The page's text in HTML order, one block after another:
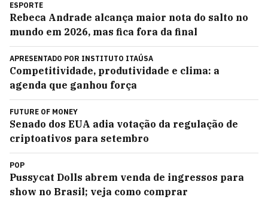
ESPORTE
Rebeca Andrade alcança maior nota do salto no
mundo em 2026, mas fica fora da final
APRESENTADO POR INSTITUTO ITAÚSA
Competitividade, produtividade e clima: a
agenda que ganhou força
FUTURE OF MONEY
Senado dos EUA adia votação da regulação de
criptoativos para setembro
POP
Pussycat Dolls abrem venda de ingressos para
show no Brasil; veja como comprar